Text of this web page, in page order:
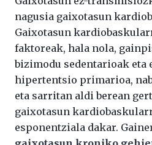
nagusia gaixotasun
Gaixotasun
faktoreak, hala nola,
bizimodu sedentarioak eta
hipertentsio primarioa,
eta sarritan aldi berean
gaixotasun
esponentziala dakar.